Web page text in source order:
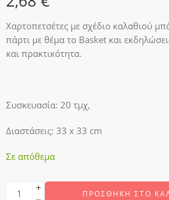
Χαρτοπετσέτες με σχέδιο καλαθιού
πάρτι με θέμα το Basket και
και πρακτικότητα.
Συσκευασία: 20 τμχ,
Διαστάσεις: 33 x 33 cm
Σε απόθεμα
ΠΡΟΣΘΉΚΗ ΣΤΟ